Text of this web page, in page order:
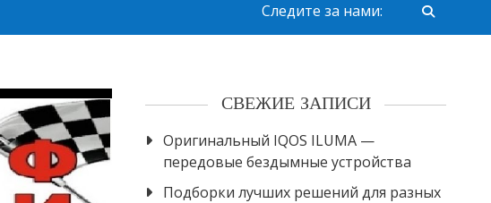
Следите за нами:
СВЕЖИЕ ЗАПИСИ
Оригинальный IQOS ILUMA —
передовые бездымные устройства
Подборки лучших решений для разных